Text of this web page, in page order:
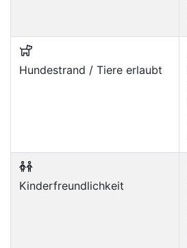
Hundestrand / Tiere erlaubt
Kinderfreundlichkeit